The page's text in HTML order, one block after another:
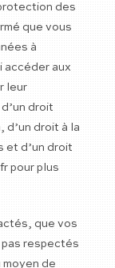
des
que vous
à
accéder aux
leur
droit
d’un droit à la
et d’un droit
pour plus
que vos
respectés
de